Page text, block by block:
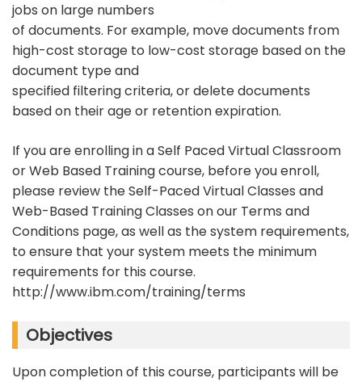
jobs on large numbers
of documents. For example, move documents from
high-cost storage to low-cost storage based on the
document type and
specified filtering criteria, or delete documents
based on their age or retention expiration.
If you are enrolling in a Self Paced Virtual Classroom
or Web Based Training course, before you enroll,
please review the Self-Paced Virtual Classes and
Web-Based Training Classes on our Terms and
Conditions page, as well as the system requirements,
to ensure that your system meets the minimum
requirements for this course.
http://www.ibm.com/training/terms
Objectives
Upon completion of this course, participants will be